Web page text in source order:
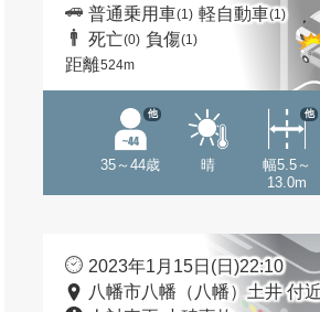
普通乗用車(1) 軽自動車(1)
死亡(0) 負傷(1)
距離524m
35～44歳
他
晴
幅5.5～
13.0m
他
2023年1月15日(日)22:10
八幡市八幡（八幡）土井 付